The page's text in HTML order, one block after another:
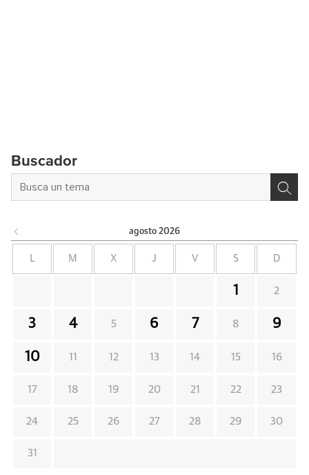
Buscador
agosto 2026
L M X J V S D
1 2
3 4 5 6 7 8 9
10 11 12 13 14 15 16
17 18 19 20 21 22 23
24 25 26 27 28 29 30
31